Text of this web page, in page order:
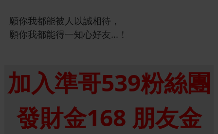
願你我都能被人以誠相待，
願你我都能得一知心好友...！
加入準哥539粉絲團
發財金168 朋友金